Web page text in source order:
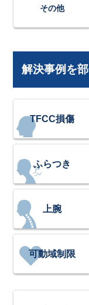
その他
解決事例を
TFCC損傷
ふらつき
上腕
可動域制限